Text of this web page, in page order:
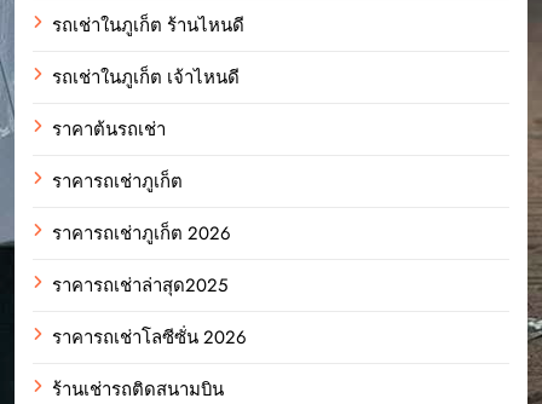
รถเช่าในภูเก็ต ร้านไหนดี
รถเช่าในภูเก็ต เจ้าไหนดี
ราคาต้นรถเช่า
ราคารถเช่าภูเก็ต
ราคารถเช่าภูเก็ต 2026
ราคารถเช่าล่าสุด2025
ราคารถเช่าโลซีซั่น 2026
ร้านเช่ารถติดสนามบิน